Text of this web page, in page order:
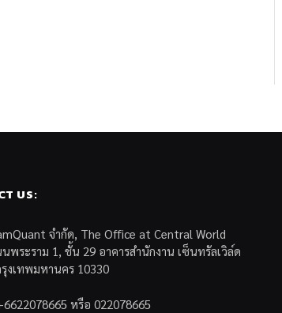
US:
จำกัด, The Office at Central World
พระราม 1, ชั้น 29 อาคารสำนักงาน เซ็นทรัลเวิล์ด
งเทพมหานคร 10330
หรือ 022078665